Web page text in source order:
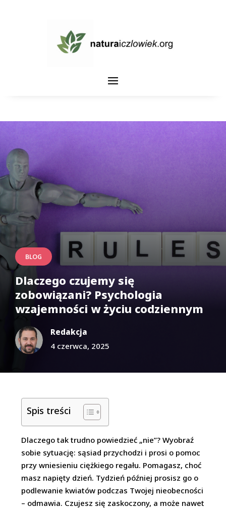
BLOG
Dlaczego czujemy się
zobowiązani? Psychologia
wzajemności w życiu codziennym
Redakcja
4 czerwca, 2025
Spis treści
Dlaczego tak trudno powiedzieć „nie”? Wyobraź
sobie sytuację: sąsiad przychodzi i prosi o pomoc
przy wniesieniu ciężkiego regału. Pomagasz, choć
masz napięty dzień. Tydzień później prosisz go o
podlewanie kwiatów podczas Twojej nieobecności
– odmawia. Czujesz się zaskoczony, a może nawet